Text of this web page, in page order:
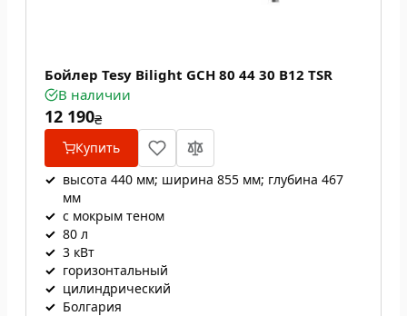
Бойлер Tesy Bilight GCH 80 44 30 В12 TSR
В наличии
12 190₴
Купить
✓ высота 440 мм; ширина 855 мм; глубина 467
мм
✓ с мокрым теном
✓ 80 л
✓ 3 кВт
✓ горизонтальный
✓ цилиндрический
✓ Болгария